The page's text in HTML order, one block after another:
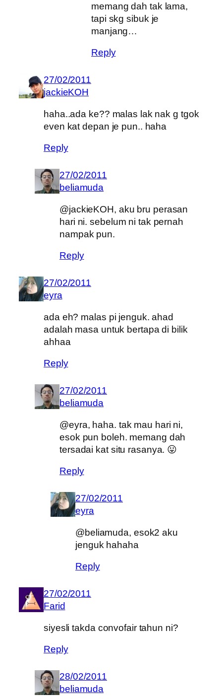
memang dah tak lama,
tapi skg sibuk je
manjang…
Reply
27/02/2011
jackieKOH
haha..ada ke?? malas lak nak g tgok
even kat depan je pun.. haha
Reply
27/02/2011
beliamuda
@jackieKOH, aku bru perasan
hari ni. sebelum ni tak pernah
nampak pun.
Reply
27/02/2011
eyra
ada eh? malas pi jenguk. ahad
adalah masa untuk bertapa di bilik
ahhaa
Reply
27/02/2011
beliamuda
@eyra, haha. tak mau hari ni,
esok pun boleh. memang dah
tersadai kat situ rasanya. 😛
Reply
27/02/2011
eyra
@beliamuda, esok2 aku
jenguk hahaha
Reply
27/02/2011
Farid
siyesli takda convofair tahun ni?
Reply
28/02/2011
beliamuda